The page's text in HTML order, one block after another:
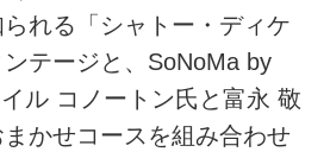
れる「シャトー・ディケ
テージと、SoNoMa by
ル コノートン氏と富永 敬
かせコースを組み合わせ